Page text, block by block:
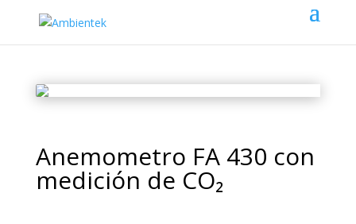
Anemometro FA 430 con
medición de CO₂